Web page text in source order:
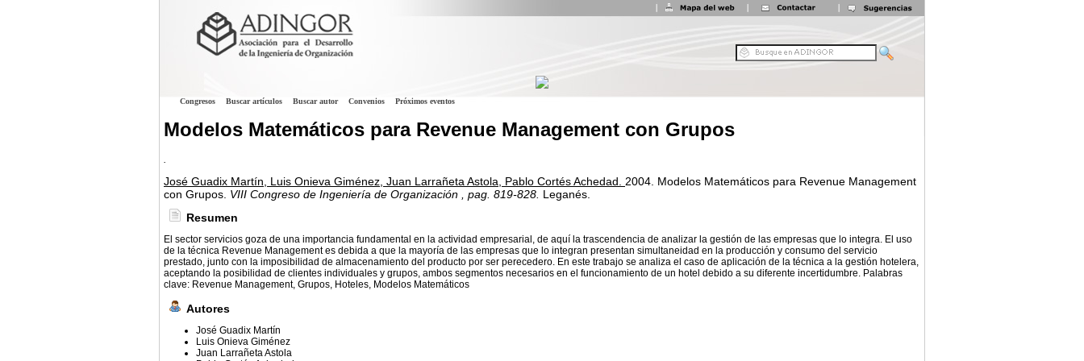
Congresos Buscar artículos Buscar autor Convenios Próximos eventos
Modelos Matemáticos para Revenue Management con Grupos
.
José Guadix Martín, Luis Onieva Giménez, Juan Larrañeta Astola, Pablo Cortés Achedad. 2004. Modelos Matemáticos para Revenue Management
con Grupos. VIII Congreso de Ingeniería de Organización , pag. 819-828. Leganés.
Resumen
El sector servicios goza de una importancia fundamental en la actividad empresarial, de aquí la trascendencia de analizar la gestión de las empresas que lo integra. El uso
de la técnica Revenue Management es debida a que la mayoría de las empresas que lo integran presentan simultaneidad en la producción y consumo del servicio
prestado, junto con la imposibilidad de almacenamiento del producto por ser perecedero. En este trabajo se analiza el caso de aplicación de la técnica a la gestión hotelera,
aceptando la posibilidad de clientes individuales y grupos, ambos segmentos necesarios en el funcionamiento de un hotel debido a su diferente incertidumbre. Palabras
clave: Revenue Management, Grupos, Hoteles, Modelos Matemáticos
Autores
José Guadix Martín
Luis Onieva Giménez
Juan Larrañeta Astola